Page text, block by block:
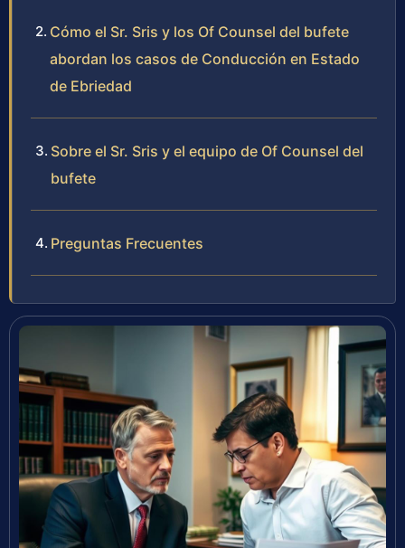
Cómo el Sr. Sris y los Of Counsel del bufete
abordan los casos de Conducción en Estado
de Ebriedad
Sobre el Sr. Sris y el equipo de Of Counsel del
bufete
Preguntas Frecuentes